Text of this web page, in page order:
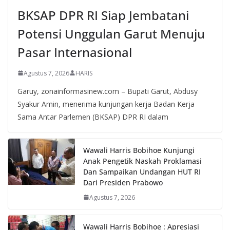
BKSAP DPR RI Siap Jembatani
Potensi Unggulan Garut Menuju
Pasar Internasional
Agustus 7, 2026 HARIS
Garuy, zonainformasinew.com – Bupati Garut, Abdusy
Syakur Amin, menerima kunjungan kerja Badan Kerja
Sama Antar Parlemen (BKSAP) DPR RI dalam
Wawali Harris Bobihoe Kunjungi
Anak Pengetik Naskah Proklamasi
Dan Sampaikan Undangan HUT RI
Dari Presiden Prabowo
Agustus 7, 2026
Wawali Harris Bobihoe : Apresiasi